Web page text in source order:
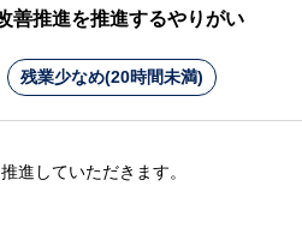
業となります。
推進を推進するやりがい
残業少なめ(20時間未満)
進していただきます。